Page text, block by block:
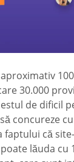
30.000
de dificil
concureze
faptului că
lăuda cu